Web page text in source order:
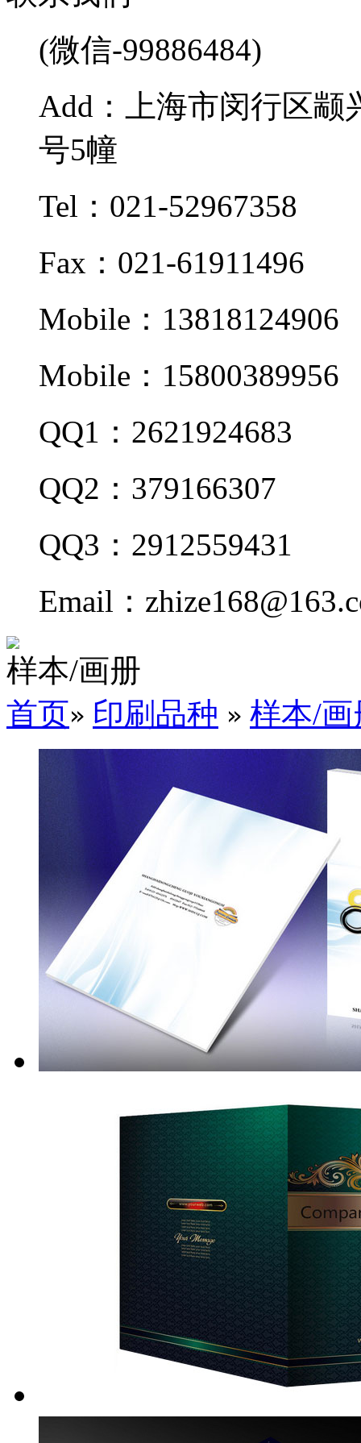
(微信-99886484)
Add：上海市闵行区颛
号5幢
Tel：021-52967358
Fax：021-61911496
Mobile：13818124906
Mobile：15800389956
QQ1：2621924683
QQ2：379166307
QQ3：2912559431
Email：
样本/画册
首页» 印刷品种 » 样本/画